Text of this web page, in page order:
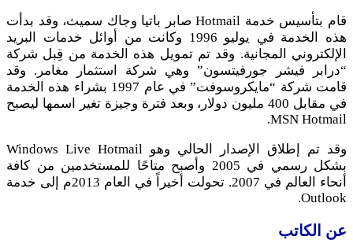
قام بتأسيس خدمة Hotmail صابر باتيا وجاك سميث، وقد بدأت
هذه الخدمة في يوليو 1996 وكانت من أوائل خدمات البريد
الإلكتروني المجانية. وقد تم تمويل هذه الخدمة من قِبل شركة
“درابر فيشر جورفيتسون” وهي شركة استثمار مغامر. وقد
قامت شركة “مايكروسوفت” في عام 1997 بشراء هذه الخدمة
في مقابل 400 مليون دولار، وبعد فترة وجيزة تغير اسمها ليصبح
MSN Hotmail.
وقد تم إطلاق الإصدار الحالي وهو Windows Live Hotmail
بشكل رسمي في 2005 وأصبح متاحًا للمستخدمين من كافة
أنحاء العالم في 2007. تحولت أخيراً في العام 2013م إلى خدمة
Outlook.
عن الكاتب